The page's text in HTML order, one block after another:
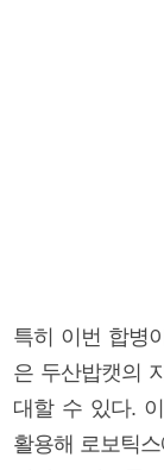
특히 이번 합병
은 두산밥캣의
대할 수 있다.
활용해 로보틱